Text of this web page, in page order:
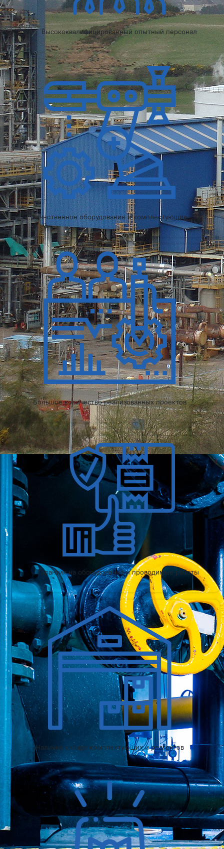
Высококвалифицированный опытный персонал
Качественное оборудование и комплектующие
Большое количество реализованных проектов
Гарантия на оборудование и проводимые работы
Наличие склада комплектующих и реагентов